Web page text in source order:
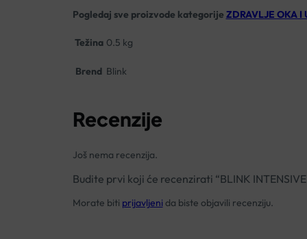
Pogledaj sve proizvode kategorije ZDRAVLJE OKA I
Težina 0.5 kg
Brend Blink
Recenzije
Još nema recenzija.
Budite prvi koji će recenzirati “BLINK INTENSIVE
Morate biti prijavljeni da biste objavili recenziju.